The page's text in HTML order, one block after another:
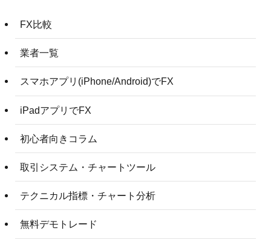
FX比較
業者一覧
スマホアプリ(iPhone/Android)でFX
iPadアプリでFX
初心者向きコラム
取引システム・チャートツール
テクニカル指標・チャート分析
無料デモトレード